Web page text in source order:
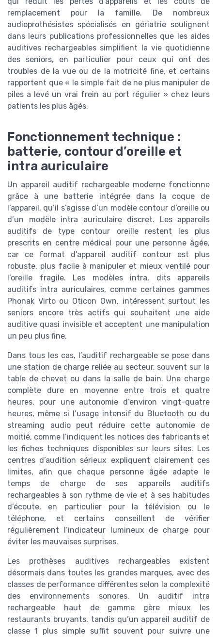
remplacement pour la famille. De nombreux
audioprothésistes spécialisés en gériatrie soulignent
dans leurs publications professionnelles que les aides
auditives rechargeables simplifient la vie quotidienne
des seniors, en particulier pour ceux qui ont des
troubles de la vue ou de la motricité fine, et certains
rapportent que « le simple fait de ne plus manipuler de
piles a levé un vrai frein au port régulier » chez leurs
patients les plus âgés.
Fonctionnement technique :
batterie, contour d’oreille et
intra auriculaire
Un appareil auditif rechargeable moderne fonctionne
grâce à une batterie intégrée dans la coque de
l’appareil, qu’il s’agisse d’un modèle contour d’oreille ou
d’un modèle intra auriculaire discret. Les appareils
auditifs de type contour oreille restent les plus
prescrits en centre médical pour une personne âgée,
car ce format d’appareil auditif contour est plus
robuste, plus facile à manipuler et mieux ventilé pour
l’oreille fragile. Les modèles intra, dits appareils
auditifs intra auriculaires, comme certaines gammes
Phonak Virto ou Oticon Own, intéressent surtout les
seniors encore très actifs qui souhaitent une aide
auditive quasi invisible et acceptent une manipulation
un peu plus fine.
Dans tous les cas, l’auditif rechargeable se pose dans
une station de charge reliée au secteur, souvent sur la
table de chevet ou dans la salle de bain. Une charge
complète dure en moyenne entre trois et quatre
heures, pour une autonomie d’environ vingt-quatre
heures, même si l’usage intensif du Bluetooth ou du
streaming audio peut réduire cette autonomie de
moitié, comme l’indiquent les notices des fabricants et
les fiches techniques disponibles sur leurs sites. Les
centres d’audition sérieux expliquent clairement ces
limites, afin que chaque personne âgée adapte le
temps de charge de ses appareils auditifs
rechargeables à son rythme de vie et à ses habitudes
d’écoute, en particulier pour la télévision ou le
téléphone, et certains conseillent de vérifier
régulièrement l’indicateur lumineux de charge pour
éviter les mauvaises surprises.
Les prothèses auditives rechargeables existent
désormais dans toutes les grandes marques, avec des
classes de performance différentes selon la complexité
des environnements sonores. Un auditif intra
rechargeable haut de gamme gère mieux les
restaurants bruyants, tandis qu’un appareil auditif de
classe 1 plus simple suffit souvent pour suivre une